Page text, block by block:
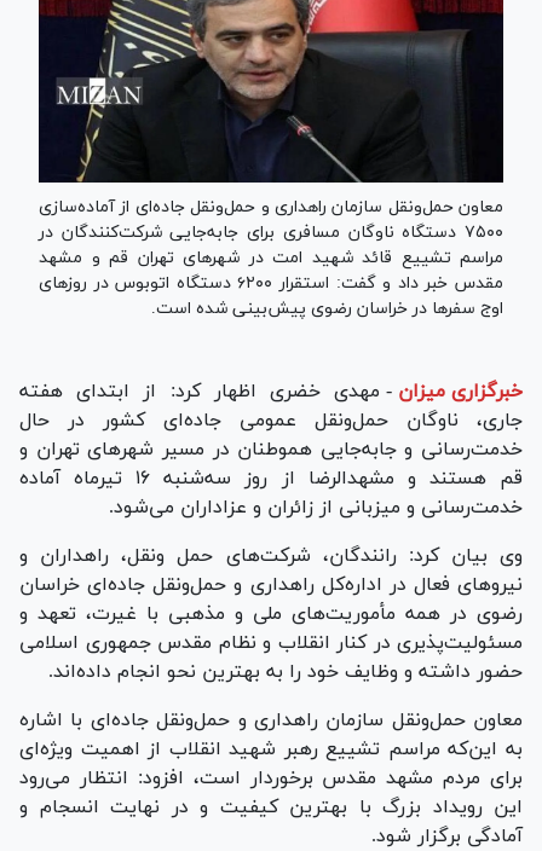
معاون حمل‌ونقل سازمان راهداری و حمل‌ونقل جاده‌ای از آماده‌سازی
۷۵۰۰ دستگاه ناوگان مسافری برای جابه‌جایی شرکت‌کنندگان در
مراسم تشییع قائد شهید امت در شهر‌های تهران قم و مشهد
مقدس خبر داد و گفت: استقرار ۶۲۰۰ دستگاه اتوبوس در روز‌های
اوج سفر‌ها در خراسان رضوی پیش‌بینی شده است.
خبرگزاری میزان - مهدی خضری اظهار کرد: از ابتدای هفته
جاری، ناوگان حمل‌ونقل عمومی جاده‌ای کشور در حال
خدمت‌رسانی و جابه‌جایی هموطنان در مسیر شهر‌های تهران و
قم هستند و مشهدالرضا از روز سه‌شنبه ۱۶ تیرماه آماده
خدمت‌رسانی و میزبانی از زائران و عزاداران می‌شود.
وی بیان کرد: رانندگان، شرکت‌های حمل ونقل، راهداران و
نیرو‌های فعال در اداره‌کل راهداری و حمل‌ونقل جاده‌ای خراسان
رضوی در همه مأموریت‌های ملی و مذهبی با غیرت، تعهد و
مسئولیت‌پذیری در کنار انقلاب و نظام مقدس جمهوری اسلامی
حضور داشته و وظایف خود را به بهترین نحو انجام داده‌اند.
معاون حمل‌ونقل سازمان راهداری و حمل‌ونقل جاده‌ای با اشاره
به این‌که مراسم تشییع رهبر شهید انقلاب از اهمیت ویژه‌ای
برای مردم مشهد مقدس برخوردار است، افزود: انتظار می‌رود
این رویداد بزرگ با بهترین کیفیت و در نهایت انسجام و
آمادگی برگزار شود.